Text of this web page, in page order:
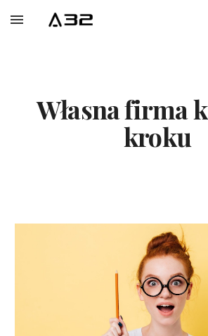
Skip to main content
Własna firma
kroku